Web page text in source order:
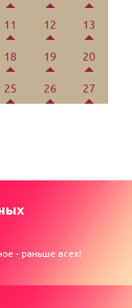
11 12 13
18 19 20
25 26 27
- раньше всех!